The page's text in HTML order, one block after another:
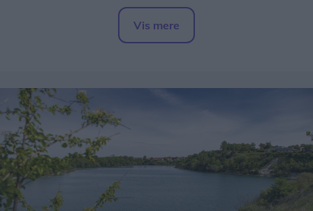
Det endelige arbejde forventes at være færdigt
Vis mere